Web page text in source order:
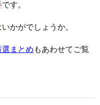
です。
かがでしょうか。
選まとめ もあわせてご覧